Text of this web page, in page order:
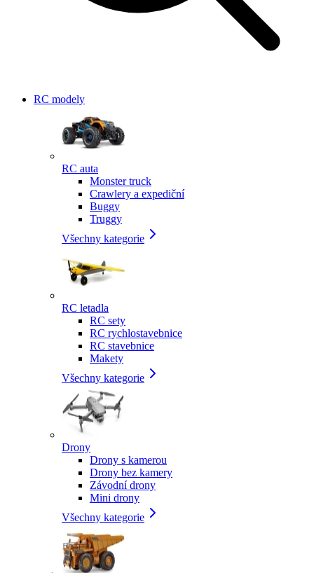
RC modely
RC auta
Monster truck
Crawlery a expediční
Buggy
Truggy
Všechny kategorie
RC letadla
RC sety
RC rychlostavebnice
RC stavebnice
Makety
Všechny kategorie
Drony
Drony s kamerou
Drony bez kamery
Závodní drony
Mini drony
Všechny kategorie